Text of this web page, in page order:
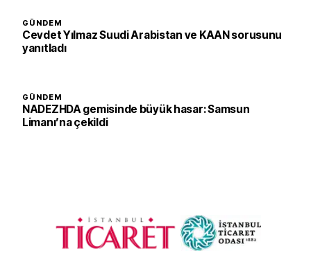
GÜNDEM
Cevdet Yılmaz Suudi Arabistan ve KAAN sorusunu
yanıtladı
GÜNDEM
NADEZHDA gemisinde büyük hasar: Samsun
Limanı’na çekildi